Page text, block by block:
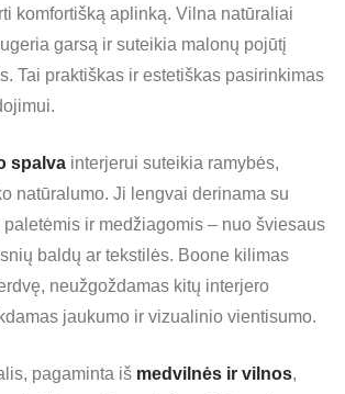
komfortišką aplinką. Vilna natūraliai
garsą ir suteikia malonų pojūtį
Tai praktiškas ir estetiškas pasirinkimas
spalva interjerui suteikia ramybės,
natūralumo. Ji lengvai derinama su
ir medžiagomis – nuo šviesaus
baldų ar tekstilės. Boone kilimas
neužgoždamas kitų interjero
jaukumo ir vizualinio vientisumo.
pagaminta iš medvilnės ir vilnos,